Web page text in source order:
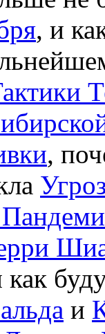
, и
,
как
и